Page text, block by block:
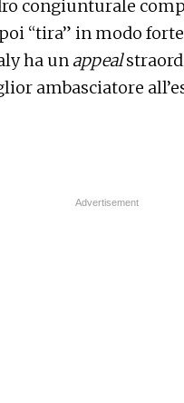
congiunturale
“tira” in modo
ha un appeal
ambasciatore